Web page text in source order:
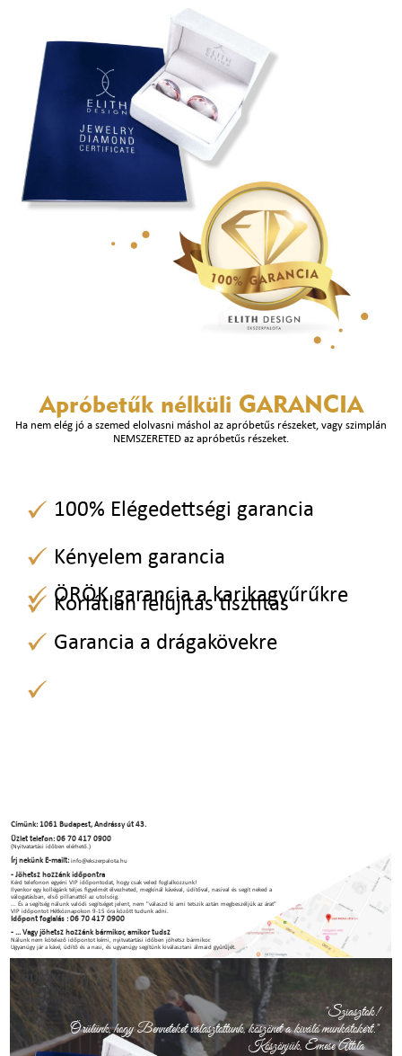
Apróbetűk nélküli GARANCIA
Ha nem elég jó a szemed elolvasni máshol az apróbetűs részeket, vagy szimplán
NEMSZERETED az apróbetűs részeket.
100% Elégedettségi garancia
Kényelem garancia
Korlátlan felújítás tisztítás
ÖRÖK garancia a karikagyűrűkre
Garancia a drágakövekre
Címünk: 1061 Budapest, Andrássy út 43.
Üzlet telefon: 06 70 417 0900
(Nyitvatartási időben elérhető.)
Írj nekünk E-mailt:info@ekszerpalota.hu
- Jöhetsz hozzánk időpontra
Kérd telefonon egyéni VIP időpontodat, hogy csak veled foglalkozzunk!
Ilyenkor egy kollégánk teljes figyelmét élvezheted, megkínál kávéval, üdítőval, nasival és segít neked a
válogatásban, első pillanattól az utolsóig.
... És a segítség nálunk valódi segítséget jelent, nem "válaszd ki ami tetszik aztán megbeszéljük az árat"
VIP időpontot Hétköznapokon 9-15 óra között tudunk adni.
Időpont foglalás : 06 70 417 0900
- ... Vagy jöhetsz hozzánk bármikor, amikor tudsz
Nálunk nem kötelező időpontot kérni, nyitvatartási időben jöhetsz bármikor.
Ugyanúgy jár a kávé, üdítő és a nasi, és ugyanúgy segítünk kiválasztani álmaid gyűrűjét.
BÜSZKÉK
VAGYUNK A
BOLDOGSÁGRA.
"Sziasztok!
Örülünk, hogy Benneteket választottunk, köszönet a kiváló munkátokért."
Köszönjük, Emese Attila